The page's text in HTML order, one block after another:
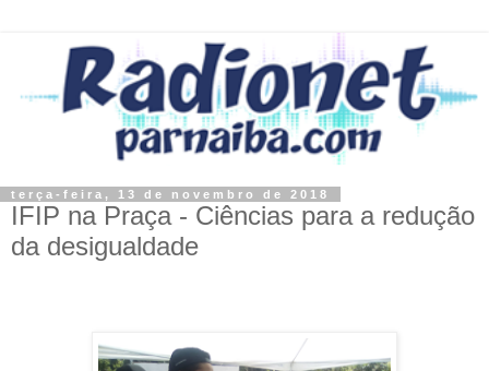
terça-feira, 13 de novembro de 2018
IFIP na Praça - Ciências para a redução
da desigualdade